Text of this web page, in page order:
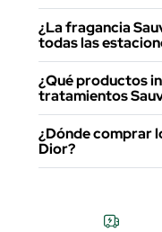
¿La fragancia
todas las
¿Qué productos
tratamientos
¿Dónde comprar
Dior?